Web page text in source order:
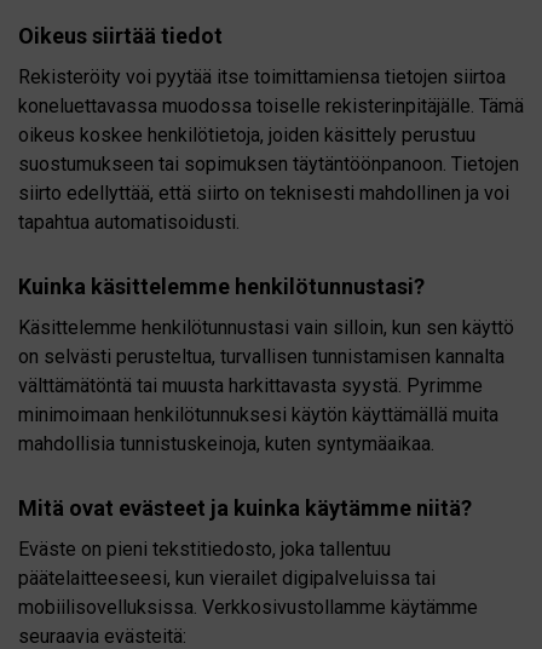
Oikeus siirtää tiedot
Rekisteröity voi pyytää itse toimittamiensa tietojen siirtoa
koneluettavassa muodossa toiselle rekisterinpitäjälle. Tämä
oikeus koskee henkilötietoja, joiden käsittely perustuu
suostumukseen tai sopimuksen täytäntöönpanoon. Tietojen
siirto edellyttää, että siirto on teknisesti mahdollinen ja voi
tapahtua automatisoidusti.
Kuinka käsittelemme henkilötunnustasi?
Käsittelemme henkilötunnustasi vain silloin, kun sen käyttö
on selvästi perusteltua, turvallisen tunnistamisen kannalta
välttämätöntä tai muusta harkittavasta syystä. Pyrimme
minimoimaan henkilötunnuksesi käytön käyttämällä muita
mahdollisia tunnistuskeinoja, kuten syntymäaikaa.
Mitä ovat evästeet ja kuinka käytämme niitä?
Eväste on pieni tekstitiedosto, joka tallentuu
päätelaitteeseesi, kun vierailet digipalveluissa tai
mobiilisovelluksissa. Verkkosivustollamme käytämme
seuraavia evästeitä: